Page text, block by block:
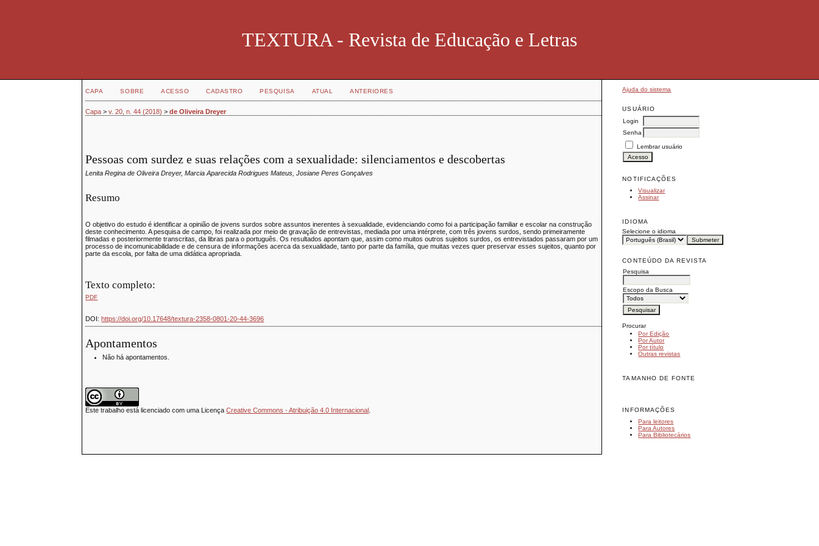
TEXTURA - Revista de Educação e Letras
Ajuda do sistema
USUÁRIO
Login
Senha
Lembrar usuário
NOTIFICAÇÕES
Visualizar
Assinar
IDIOMA
Selecione o idioma
CONTEÚDO DA REVISTA
Pesquisa
Escopo da Busca
Procurar
Por Edição
Por Autor
Por título
Outras revistas
TAMANHO DE FONTE
INFORMAÇÕES
Para leitores
Para Autores
Para Bibliotecários
CAPA SOBRE ACESSO CADASTRO PESQUISA ATUAL ANTERIORES
Capa >v. 20, n. 44 (2018) >de Oliveira Dreyer
Pessoas com surdez e suas relações com a sexualidade: silenciamentos e descobertas
Lenita Regina de Oliveira Dreyer, Marcia Aparecida Rodrigues Mateus, Josiane Peres Gonçalves
Resumo
O objetivo do estudo é identificar a opinião de jovens surdos sobre assuntos inerentes à sexualidade, evidenciando como foi a participação familiar e escolar na construção
deste conhecimento. A pesquisa de campo, foi realizada por meio de gravação de entrevistas, mediada por uma intérprete, com três jovens surdos, sendo primeiramente
filmadas e posteriormente transcritas, da libras para o português. Os resultados apontam que, assim como muitos outros sujeitos surdos, os entrevistados passaram por um
processo de incomunicabilidade e de censura de informações acerca da sexualidade, tanto por parte da família, que muitas vezes quer preservar esses sujeitos, quanto por
parte da escola, por falta de uma didática apropriada.
Texto completo:
PDF
DOI:https://doi.org/10.17648/textura-2358-0801-20-44-3696
Apontamentos
Não há apontamentos.
Este trabalho está licenciado com uma LicençaCreative Commons - Atribuição 4.0 Internacional